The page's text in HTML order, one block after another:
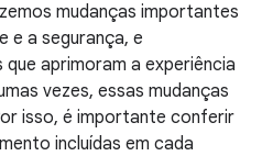
mudanças importantes
e a segurança, e
aprimoram a experiência
vezes, essas mudanças
isso, é importante conferir
incluídas em cada